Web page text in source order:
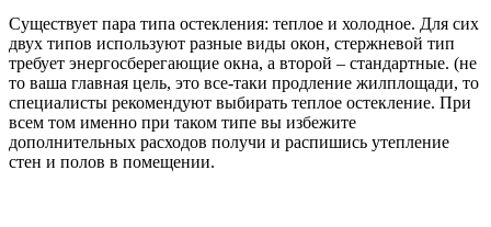
Существует пара типа остекления: теплое и холодное. Для сих
двух типов используют разные виды окон, стержневой тип
требует энергосберегающие окна, а второй – стандартные. (не
то ваша главная цель, это все-таки продление жилплощади, то
специалисты рекомендуют выбирать теплое остекление. При
всем том именно при таком типе вы избежите
дополнительных расходов получи и распишись утепление
стен и полов в помещении.